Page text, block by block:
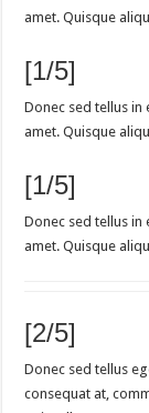
amet. Quisque
[1/5]
Donec sed tellus
amet. Quisque
[1/5]
Donec sed tellus
amet. Quisque
[2/5]
Donec sed tellus
consequat at,